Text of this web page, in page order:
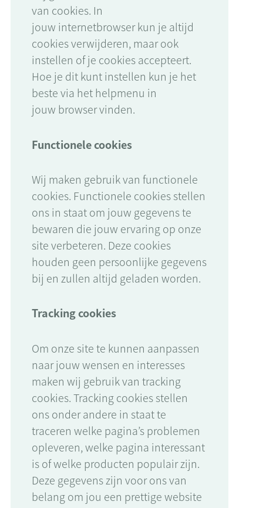
van cookies. In
jouw internetbrowser kun je altijd
cookies verwijderen, maar ook
instellen of je cookies accepteert.
Hoe je dit kunt instellen kun je het
beste via het helpmenu in
jouw browser vinden.
Functionele cookies
Wij maken gebruik van functionele
cookies. Functionele cookies stellen
ons in staat om jouw gegevens te
bewaren die jouw ervaring op onze
site verbeteren. Deze cookies
houden geen persoonlijke gegevens
bij en zullen altijd geladen worden.
Tracking cookies
Om onze site te kunnen aanpassen
naar jouw wensen en interesses
maken wij gebruik van tracking
cookies. Tracking cookies stellen
ons onder andere in staat te
traceren welke pagina’s problemen
opleveren, welke pagina interessant
is of welke producten populair zijn.
Deze gegevens zijn voor ons van
belang om jou een prettige website